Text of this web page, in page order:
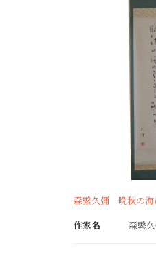
森繫久彌 晩秋の海
作家名
森繫